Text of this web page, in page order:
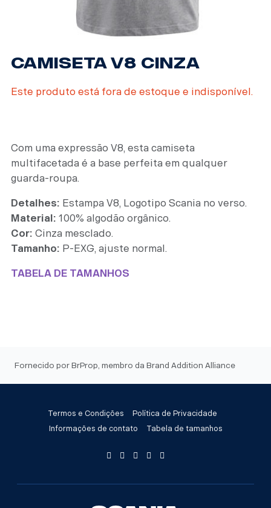
CAMISETA V8 CINZA
Com uma expressão V8, esta camiseta
multifacetada é a base perfeita em qualquer
guarda-roupa.
Detalhes: Estampa V8, Logotipo Scania no verso.
Material: 100% algodão orgânico.
Cor: Cinza mesclado.
Tamanho: P-EXG, ajuste normal.
TABELA DE TAMANHOS
Este produto está fora de estoque e indisponível.
Fornecido por BrProp, membro da Brand Addition Alliance
Termos e Condições
Política de Privacidade
Informações de contato
Tabela de tamanhos